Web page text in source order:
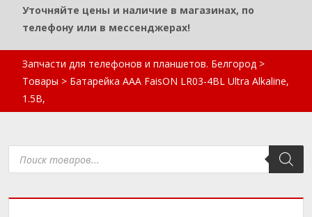
Уточняйте цены и наличие в магазинах, по
телефону или в мессенджерах!
Запчасти для телефонов и планшетов. Белгород >
Товары > Батарейка AAA FaisON LR03-4BL Ultra Alkaline,
1.5B,
Поиск
товаров